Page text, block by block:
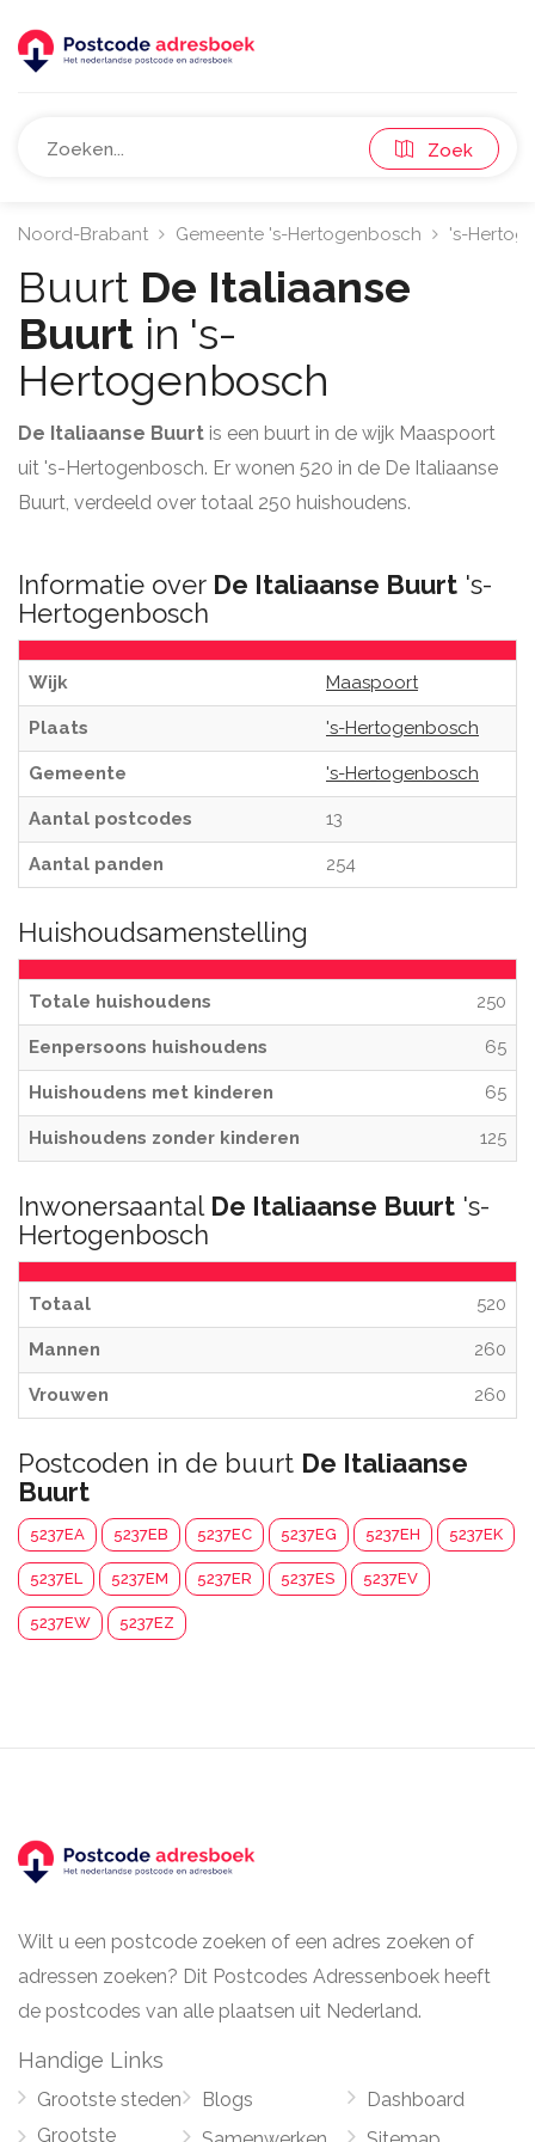
Zoek
Noord-Brabant Gemeente 's-Hertogenbosch 's-
Buurt De Italiaanse
Buurt in 's-
Hertogenbosch
De Italiaanse Buurt is een buurt in de wijk Maaspoort
uit 's-Hertogenbosch. Er wonen 520 in de De Italiaanse
Buurt, verdeeld over totaal 250 huishoudens.
Informatie over De Italiaanse Buurt 's-
Hertogenbosch
Wijk Maaspoort
Plaats 's-Hertogenbosch
Gemeente 's-Hertogenbosch
Aantal postcodes 13
Aantal panden 254
Huishoudsamenstelling
Totale huishoudens 250
Eenpersoons huishoudens 65
Huishoudens met kinderen 65
Huishoudens zonder kinderen 125
Inwonersaantal De Italiaanse Buurt 's-
Hertogenbosch
Totaal 520
Mannen 260
Vrouwen 260
Postcoden in de buurt De Italiaanse
Buurt
5237EA 5237EB 5237EC 5237EG 5237EH 5237EK
5237EL 5237EM 5237ER 5237ES 5237EV
5237EW 5237EZ
Wilt u een postcode zoeken of een adres zoeken of
adressen zoeken? Dit Postcodes Adressenboek heeft
de postcodes van alle plaatsen uit Nederland.
Handige Links
Grootste steden
Grootste
Blogs
Dashboard